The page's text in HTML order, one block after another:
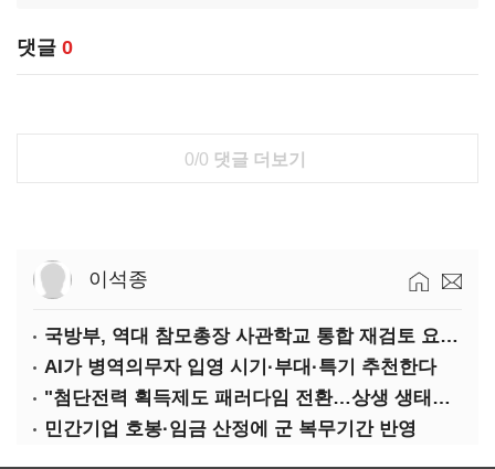
댓글 0
0/0 댓글 더보기
이석종
국방부, 역대 참모총장 사관학교 통합 재검토 요구에 "다양한 의견 수렴해 합리적 시스템 만들 것"
AI가 병역의무자 입영 시기·부대·특기 추천한다
"첨단전력 획득제도 패러다임 전환…상생 생태계 조성해 대체불가 K-방산 도약"
민간기업 호봉·임금 산정에 군 복무기간 반영